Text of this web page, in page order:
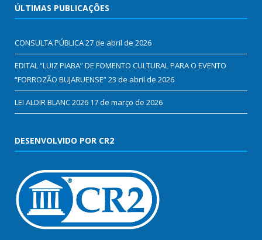
ÚLTIMAS PUBLICAÇÕES
CONSULTA PÚBLICA27 de abril de 2026
EDITAL “LUIZ PIABA” DE FOMENTO CULTURAL PARA O EVENTO
“FORROZÃO BUJARUENSE”23 de abril de 2026
LEI ALDIR BLANC 2026 17 de março de 2026
DESENVOLVIDO POR CR2